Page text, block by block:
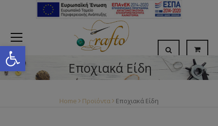
Open toolbar
Εποχιακά Είδη
Home Προϊόντα Εποχιακά Είδη